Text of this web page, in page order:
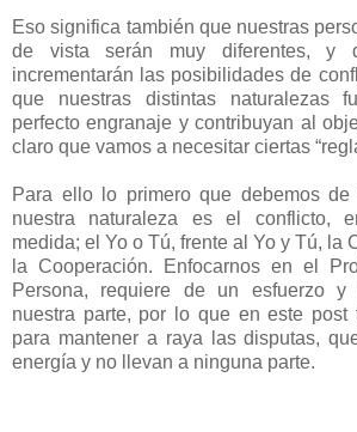
Eso significa también que nuestras
de vista serán muy diferentes, y
incrementarán las posibilidades de
que nuestras distintas naturalezas
perfecto engranaje y contribuyan al
claro que vamos a necesitar ciertas
Para ello lo primero que debemos
nuestra naturaleza es el conflicto,
medida; el Yo o Tú, frente al Yo y Tú, la
la Cooperación. Enfocarnos en el
Persona, requiere de un esfuerzo y
nuestra parte, por lo que en este post
para mantener a raya las disputas,
energía y no llevan a ninguna parte.